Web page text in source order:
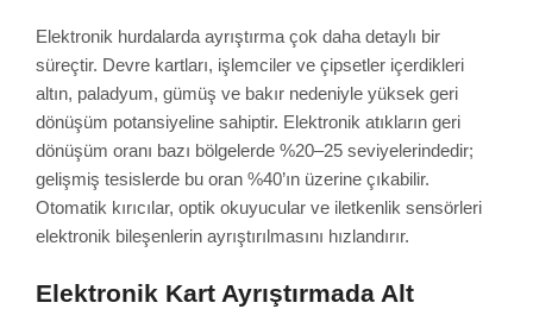
Elektronik hurdalarda ayrıştırma çok daha detaylı bir
süreçtir. Devre kartları, işlemciler ve çipsetler içerdikleri
altın, paladyum, gümüş ve bakır nedeniyle yüksek geri
dönüşüm potansiyeline sahiptir. Elektronik atıkların geri
dönüşüm oranı bazı bölgelerde %20–25 seviyelerindedir;
gelişmiş tesislerde bu oran %40’ın üzerine çıkabilir.
Otomatik kırıcılar, optik okuyucular ve iletkenlik sensörleri
elektronik bileşenlerin ayrıştırılmasını hızlandırır.
Elektronik Kart Ayrıştırmada Alt